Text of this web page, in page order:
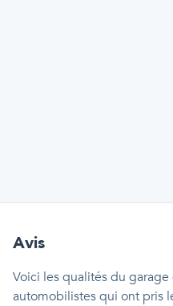
Avis
Voici les qualitésdu garage
automobilistes qui ont pris